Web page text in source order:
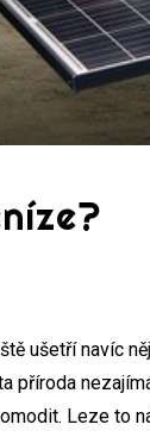
ušetří navíc
příroda
Leze to